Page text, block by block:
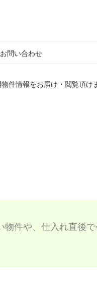
お問い合わせ
件情報をお届け・閲覧頂け
件や、仕入れ直後